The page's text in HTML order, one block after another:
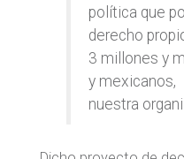
política que
derecho
3 millones y
y mexicanos,
nuestra